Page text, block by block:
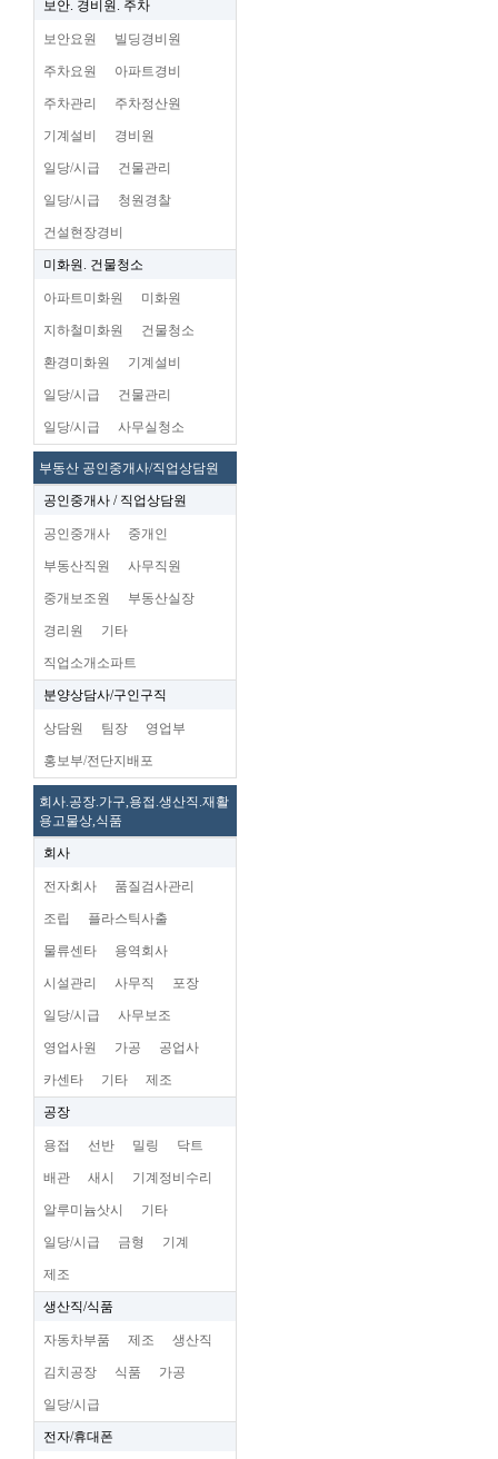
보안. 경비원. 주차
보안요원 빌딩경비원
주차요원 아파트경비
주차관리 주차정산원
기계설비 경비원
일당/시급 건물관리
일당/시급 청원경찰
건설현장경비
미화원. 건물청소
아파트미화원 미화원
지하철미화원 건물청소
환경미화원 기계설비
일당/시급 건물관리
일당/시급 사무실청소
부동산 공인중개사/직업상담원
공인중개사 / 직업상담원
공인중개사 중개인
부동산직원 사무직원
중개보조원 부동산실장
경리원 기타
직업소개소파트
분양상담사/구인구직
상담원 팀장 영업부
홍보부/전단지배포
회사.공장.가구,용접.생산직.재활
용고물상,식품
회사
전자회사 품질검사관리
조립 플라스틱사출
물류센타 용역회사
시설관리 사무직 포장
일당/시급 사무보조
영업사원 가공 공업사
카센타 기타 제조
공장
용접 선반 밀링 닥트
배관 새시 기계정비수리
알루미늄삿시 기타
일당/시급 금형 기계
제조
생산직/식품
자동차부품 제조 생산직
김치공장 식품 가공
일당/시급
전자/휴대폰